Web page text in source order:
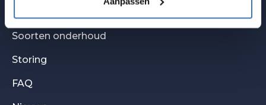
Soorten onderhoud
Storing
FAQ